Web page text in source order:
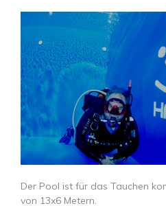
​​​​​​​​​​​​​​Der Pool ist für das Tauchen
von 13x6 Metern.